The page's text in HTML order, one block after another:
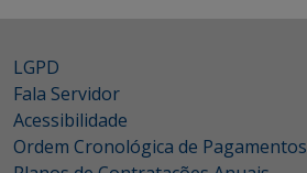
LGPD
Fala Servidor
Acessibilidade
Ordem Cronológica de Pagamentos